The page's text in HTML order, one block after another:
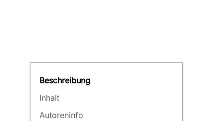
Beschreibung
Inhalt
Autoreninfo